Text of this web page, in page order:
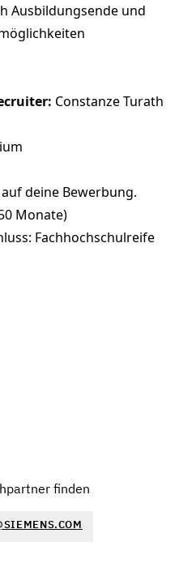
Ausbildungsende und
Constanze Turath
deine Bewerbung.
Monate)
Fachhochschulreife
finden